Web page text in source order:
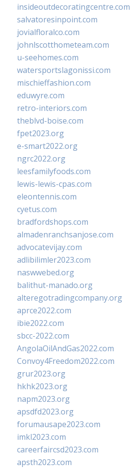
insideoutdecoratingcentre.com
salvatoresinpoint.com
jovialfloralco.com
johnlscotthometeam.com
u-seehomes.com
watersportslagonissi.com
mischieffashion.com
eduwyre.com
retro-interiors.com
theblvd-boise.com
fpet2023.org
e-smart2022.org
ngrc2022.org
leesfamilyfoods.com
lewis-lewis-cpas.com
eleontennis.com
cyetus.com
bradfordshops.com
almadenranchsanjose.com
advocatevijay.com
adlibilimler2023.com
naswwebed.org
balithut-manado.org
alteregotradingcompany.org
aprce2022.com
ibie2022.com
sbcc-2022.com
AngolaOilAndGas2022.com
Convoy4Freedom2022.com
grur2023.org
hkhk2023.org
napm2023.org
apsdfd2023.org
forumausape2023.com
imkl2023.com
careerfaircsd2023.com
apsth2023.com